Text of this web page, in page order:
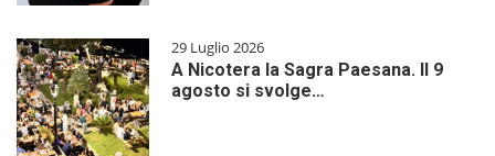
29 Luglio 2026
A Nicotera la Sagra Paesana. Il 9
agosto si svolge…